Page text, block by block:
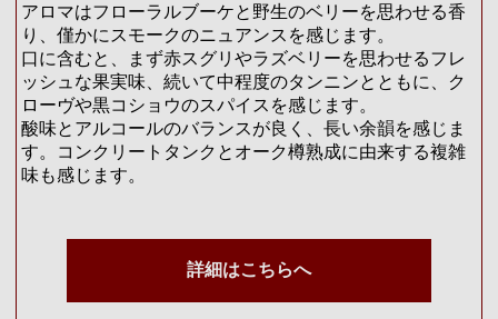
アロマはフローラルブーケと野生のベリーを思わせる香
り、僅かにスモークのニュアンスを感じます。
口に含むと、まず赤スグリやラズベリーを思わせるフレ
ッシュな果実味、続いて中程度のタンニンとともに、ク
ローヴや黒コショウのスパイスを感じます。
酸味とアルコールのバランスが良く、長い余韻を感じま
す。コンクリートタンクとオーク樽熟成に由来する複雑
味も感じます。
詳細はこちらへ